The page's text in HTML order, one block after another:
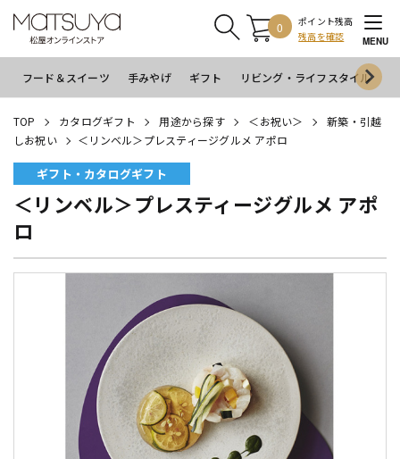
0
ポイント残高
残高を確認
MENU
フード＆スイーツ 手みやげ ギフト リビング・ライフスタイル
TOP カタログギフト 用途から探す ＜お祝い＞
新築・引越
しお祝い
＜リンベル＞プレスティージグルメ アポロ
ギフト・カタログギフト
＜リンベル＞プレスティージグルメ アポ
ロ